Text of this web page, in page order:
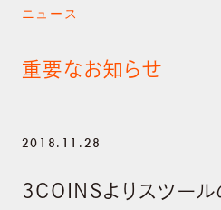
ニュース
重要なお知らせ
2018.11.28
3COINSよりスツー